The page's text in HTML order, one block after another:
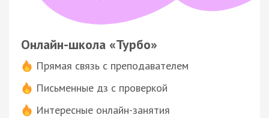
Онлайн-школа «Турбо»
Прямая связь с преподавателем
Письменные дз с проверкой
Интересные онлайн-занятия